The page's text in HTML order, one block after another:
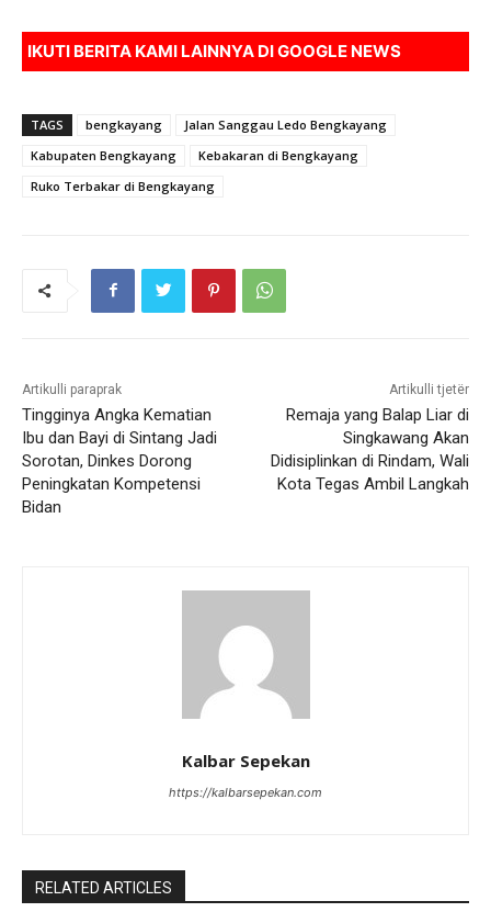
IKUTI BERITA KAMI LAINNYA DIGOOGLE NEWS
TAGS bengkayang
Jalan Sanggau Ledo Bengkayang
Kabupaten Bengkayang
Kebakaran di Bengkayang
Ruko Terbakar di Bengkayang
Artikulli paraprak
Tingginya Angka Kematian
Ibu dan Bayi di Sintang Jadi
Sorotan, Dinkes Dorong
Peningkatan Kompetensi
Bidan
Artikulli tjetër
Remaja yang Balap Liar di
Singkawang Akan
Didisiplinkan di Rindam, Wali
Kota Tegas Ambil Langkah
Kalbar Sepekan
https://kalbarsepekan.com
RELATED ARTICLES